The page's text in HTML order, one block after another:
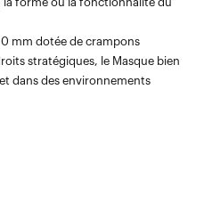
forme ou la fonctionnalité du
mm dotée de crampons
stratégiques, le Masque bien
dans des environnements